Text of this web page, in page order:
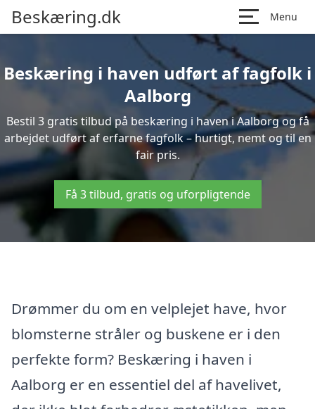
Beskæring.dk Menu
Beskæring i haven udført af fagfolk i
Aalborg
Bestil 3 gratis tilbud på beskæring i haven i Aalborg og få
arbejdet udført af erfarne fagfolk – hurtigt, nemt og til en
fair pris.
Få 3 tilbud, gratis og uforpligtende
Drømmer du om en velplejet have, hvor
blomsterne stråler og buskene er i den
perfekte form? Beskæring i haven i
Aalborg er en essentiel del af havelivet,